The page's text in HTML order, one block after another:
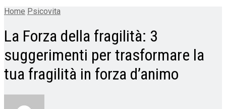
Home Psicovita
La Forza della fragilità: 3
suggerimenti per trasformare la
tua fragilità in forza d’animo